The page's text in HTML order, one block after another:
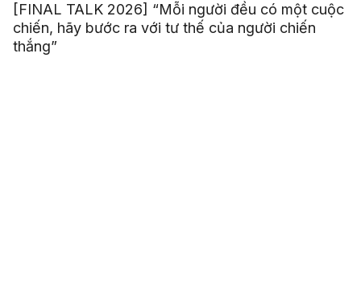
[FINAL TALK 2026] “Mỗi người đều có một cuộc
chiến, hãy bước ra với tư thế của người chiến
thắng”